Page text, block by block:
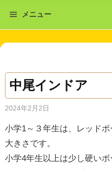
メニュー
中尾インドア
2024年2月2日
小学1～３年生は、レッド
大きさです。
小学4年生以上は少し硬い